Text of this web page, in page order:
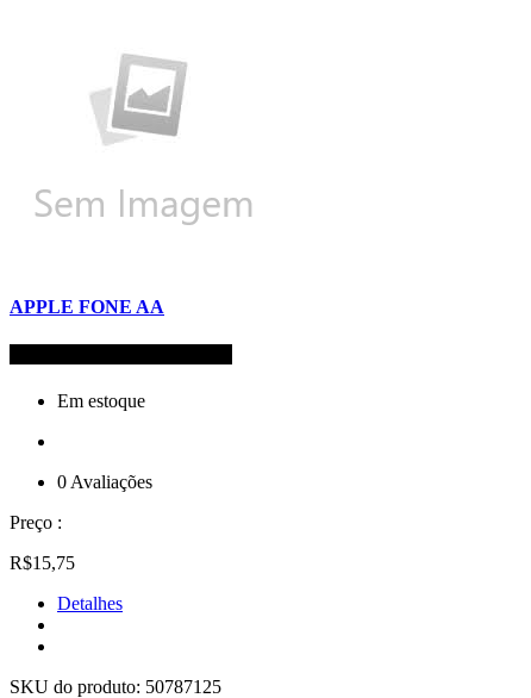
APPLE FONE AA
Em estoque
0 Avaliações
Preço :
R$15,75
Detalhes
SKU do produto: 50787125